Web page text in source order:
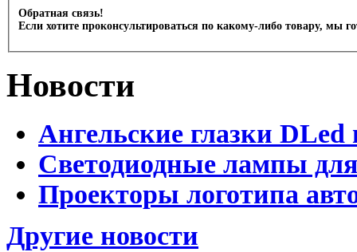
Обратная связь!
Если хотите проконсультироваться по какому-либо товару, мы
Новости
Ангельские глазки DLed
Светодиодные лампы
Проекторы логотипа
Другие новости